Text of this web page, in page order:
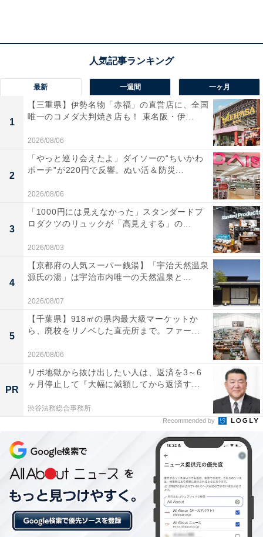
2. 銀鮭切り身【千葉県勝浦市】1万5000円
銀鮭切り身【千葉県勝浦市】1万5000円（出典：楽天市場）
切り身加工の際に出た訳あり銀鮭（チリ産／養殖）。総
量約2.8キロ。6月中、順次発送予定です。離島への配送
はできません。
最新 一週間 一ヶ月
1
【三重県】伊勢名物「赤福」の直営店に、全国
唯一のコメダ大判焼き店も！ 東名阪・伊...
2026/08/06
2
「やっと巡り会えたよ」ダイソーの“ちいかわ
ポーチ”が220円で反響。ぬい活＆防災...
2026/08/06
3
「1000円には見えなかった」スタンダードプ
ロダクツのリュックが「高見えする」の...
2026/08/03
4
【京都府の人気スーパー銭湯】「宇治天然温泉
源氏の湯」は宇治市内唯一の天然温泉と...
2026/08/07
5
【千葉県】918㎡の県内最大級マーケットか
ら、廃校をリノベした直売所まで。ファー...
2026/08/06
PR
リボ地獄から抜け出したい人は、返済を3～6
ヶ月停止して『大幅に減額してから返済す...
渋谷法務総合事務所
Recommended by